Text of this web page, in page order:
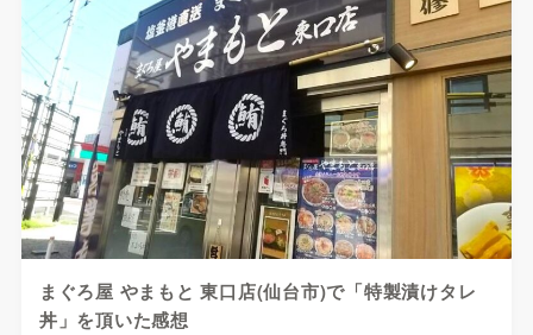
まぐろ屋 やまもと 東口店(仙台市)で「特製漬けタレ
丼」を頂いた感想